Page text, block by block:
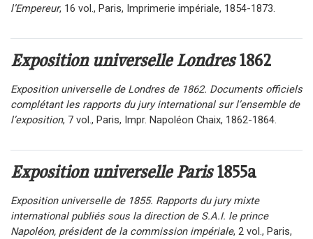
l’Empereur, 16 vol., Paris, Imprimerie impériale, 1854-1873.
Exposition universelle Londres1862
Exposition universelle de Londres de 1862. Documents officiels
complétant les rapports du jury international sur l’ensemble de
l’exposition, 7 vol., Paris, Impr. Napoléon Chaix, 1862-1864.
Exposition universelle Paris1855a
Exposition universelle de 1855. Rapports du jury mixte
international publiés sous la direction de S.A.I. le prince
Napoléon, président de la commission impériale, 2 vol., Paris,